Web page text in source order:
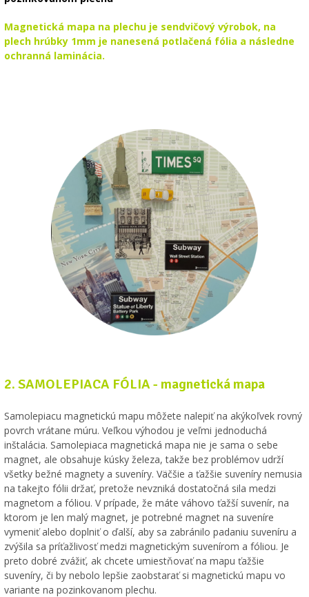
Magnetická mapa na plechu je sendvičový výrobok, na
plech hrúbky 1mm je nanesená potlačená fólia a následne
ochranná laminácia.
2. SAMOLEPIACA FÓLIA - magnetická mapa
Samolepiacu magnetickú mapu môžete nalepiť na akýkoľvek rovný
povrch vrátane múru. Veľkou výhodou je veľmi jednoduchá
inštalácia. Samolepiaca magnetická mapa nie je sama o sebe
magnet, ale obsahuje kúsky železa, takže bez problémov udrží
všetky bežné magnety a suveníry. Väčšie a ťažšie suveníry nemusia
na takejto fólii držať, pretože nevzniká dostatočná sila medzi
magnetom a fóliou. V prípade, že máte váhovo ťažší suvenír, na
ktorom je len malý magnet, je potrebné magnet na suveníre
vymeniť alebo doplniť o ďalší, aby sa zabránilo padaniu suveníru a
zvýšila sa príťažlivosť medzi magnetickým suvenírom a fóliou. Je
preto dobré zvážiť, ak chcete umiestňovať na mapu ťažšie
suveníry, či by nebolo lepšie zaobstarať si magnetickú mapu vo
variante na pozinkovanom plechu.